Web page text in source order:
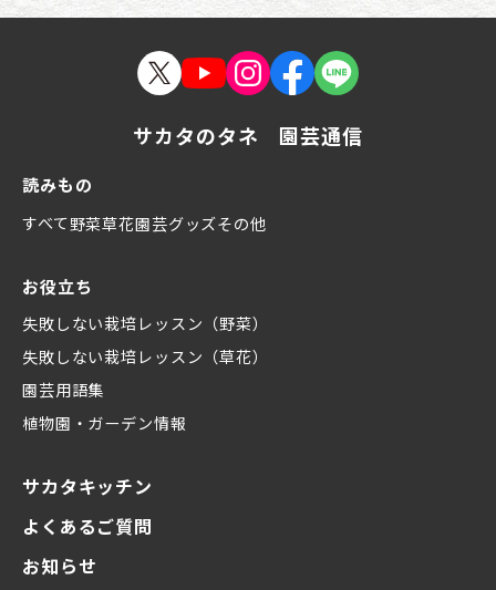
サカタのタネ 園芸通信
読みもの
すべて野菜草花園芸グッズその他
お役立ち
失敗しない栽培レッスン（野菜）
失敗しない栽培レッスン（草花）
園芸用語集
植物園・ガーデン情報
サカタキッチン
よくあるご質問
お知らせ